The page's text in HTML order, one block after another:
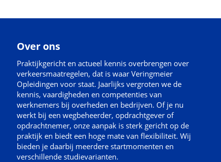
Over ons
Praktijkgericht en actueel kennis overbrengen over
verkeersmaatregelen, dat is waar Veringmeier
Opleidingen voor staat. Jaarlijks vergroten we de
kennis, vaardigheden en competenties van
werknemers bij overheden en bedrijven. Of je nu
werkt bij een wegbeheerder, opdrachtgever of
opdrachtnemer, onze aanpak is sterk gericht op de
praktijk en biedt een hoge mate van flexibiliteit. Wij
bieden je daarbij meerdere startmomenten en
verschillende studievarianten.